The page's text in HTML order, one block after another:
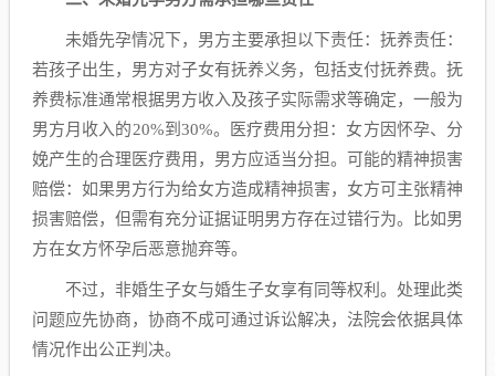
未婚先孕情况下，男方主要承担以下责任：抚养责任：
若孩子出生，男方对子女有抚养义务，包括支付抚养费。抚
养费标准通常根据男方收入及孩子实际需求等确定，一般为
男方月收入的20%到30%。医疗费用分担：女方因怀孕、分
娩产生的合理医疗费用，男方应适当分担。可能的精神损害
赔偿：如果男方行为给女方造成精神损害，女方可主张精神
损害赔偿，但需有充分证据证明男方存在过错行为。比如男
方在女方怀孕后恶意抛弃等。
不过，非婚生子女与婚生子女享有同等权利。处理此类
问题应先协商，协商不成可通过诉讼解决，法院会依据具体
情况作出公正判决。